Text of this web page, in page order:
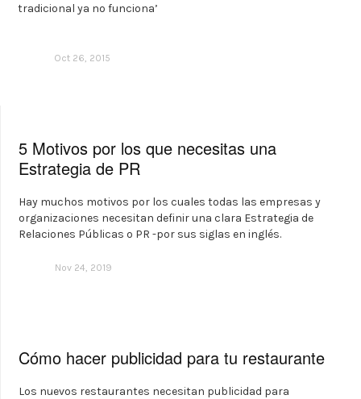
tradicional ya no funciona’
Oct 26, 2015
5 Motivos por los que necesitas una
Estrategia de PR
Hay muchos motivos por los cuales todas las empresas y
organizaciones necesitan definir una clara Estrategia de
Relaciones Públicas o PR -por sus siglas en inglés.
Nov 24, 2019
Cómo hacer publicidad para tu restaurante
Los nuevos restaurantes necesitan publicidad para